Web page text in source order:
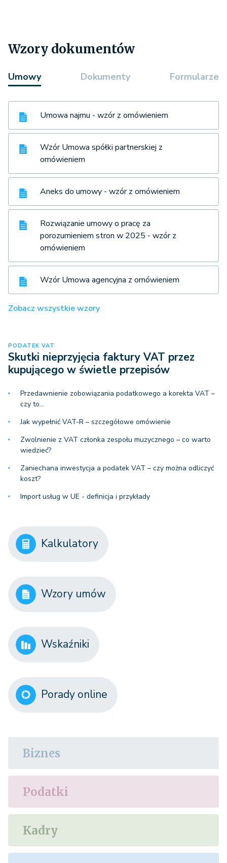
Wzory dokumentów
Umowy Dokumenty Formularze
Umowa najmu - wzór z omówieniem
Wzór Umowa spółki partnerskiej z
omówieniem
Aneks do umowy - wzór z omówieniem
Rozwiązanie umowy o pracę za
porozumieniem stron w 2025 - wzór z
omówieniem
Wzór Umowa agencyjna z omówieniem
Zobacz wszystkie wzory
PODATEK VAT
Skutki nieprzyjęcia faktury VAT przez
kupującego w świetle przepisów
Przedawnienie zobowiązania podatkowego a korekta VAT –
czy to…
Jak wypełnić VAT-R – szczegółowe omówienie
Zwolnienie z VAT członka zespołu muzycznego – co warto
wiedzieć?
Zaniechana inwestycja a podatek VAT – czy można odliczyć
koszt?
Import usług w UE - definicja i przykłady
Kalkulatory
Wzory umów
Wskaźniki
Porady online
Biznes
Podatki
Kadry